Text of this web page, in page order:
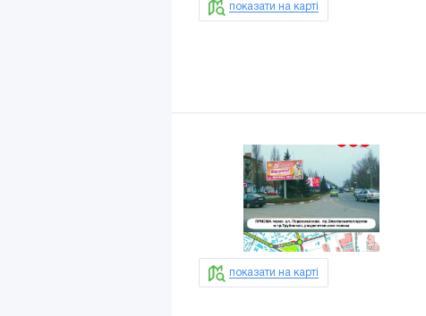
показати на карті
показати на карті